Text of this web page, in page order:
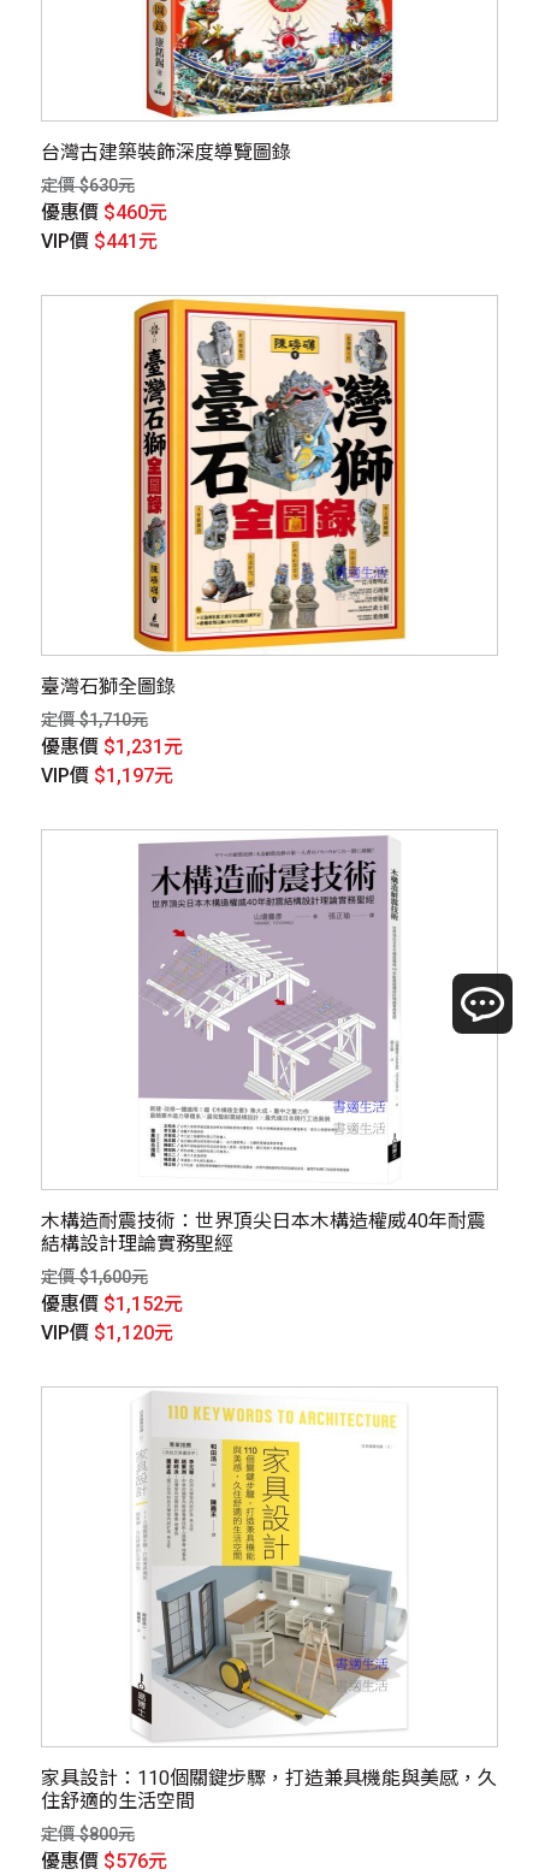
台灣古建築裝飾深度導覽圖錄
定價 $630元
優惠價 $460元
VIP價 $441元
臺灣石獅全圖錄
定價 $1,710元
優惠價 $1,231元
VIP價 $1,197元
木構造耐震技術：世界頂尖日本木構造權威40年耐震
結構設計理論實務聖經
定價 $1,600元
優惠價 $1,152元
VIP價 $1,120元
家具設計：110個關鍵步驟，打造兼具機能與美感，久
住舒適的生活空間
定價 $800元
優惠價 $576元